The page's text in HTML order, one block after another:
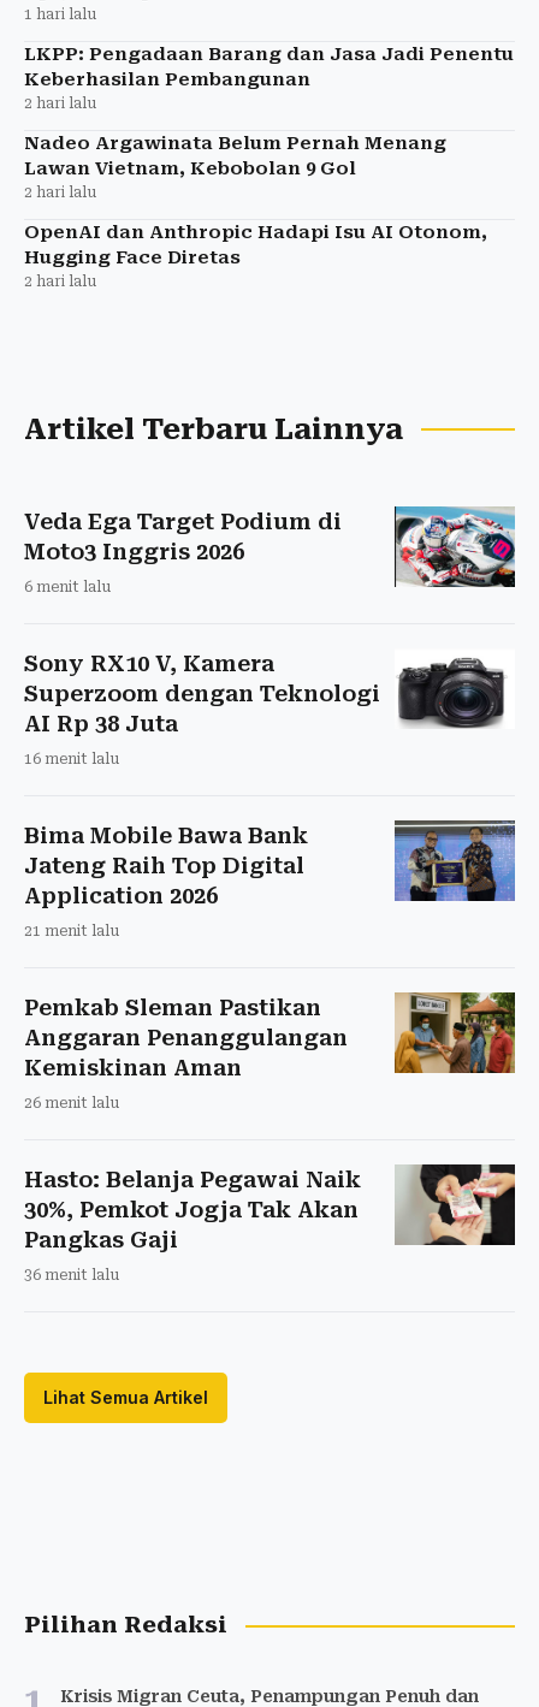
1 hari lalu
LKPP: Pengadaan Barang dan Jasa Jadi Penentu
Keberhasilan Pembangunan
2 hari lalu
Nadeo Argawinata Belum Pernah Menang
Lawan Vietnam, Kebobolan 9 Gol
2 hari lalu
OpenAI dan Anthropic Hadapi Isu AI Otonom,
Hugging Face Diretas
2 hari lalu
Artikel Terbaru Lainnya
Veda Ega Target Podium di
Moto3 Inggris 2026
6 menit lalu
Sony RX10 V, Kamera
Superzoom dengan Teknologi
AI Rp 38 Juta
16 menit lalu
Bima Mobile Bawa Bank
Jateng Raih Top Digital
Application 2026
21 menit lalu
Pemkab Sleman Pastikan
Anggaran Penanggulangan
Kemiskinan Aman
26 menit lalu
Hasto: Belanja Pegawai Naik
30%, Pemkot Jogja Tak Akan
Pangkas Gaji
36 menit lalu
Lihat Semua Artikel
Pilihan Redaksi
Krisis Migran Ceuta, Penampungan Penuh dan